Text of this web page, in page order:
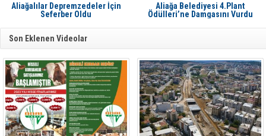
Aliağalılar Depremzedeler İçin
Seferber Oldu
Aliağa Belediyesi 4.Plant
Ödülleri’ne Damgasını Vurdu
Son Eklenen Videolar